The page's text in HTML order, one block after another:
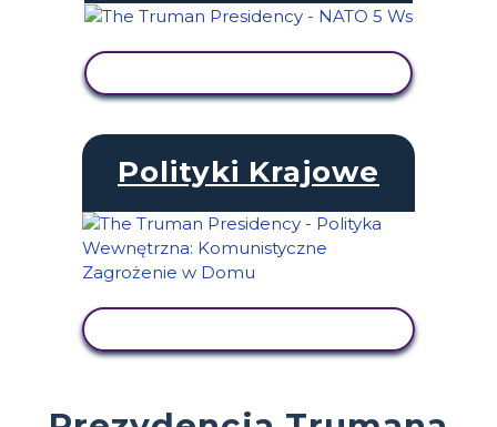
Polityki Krajowe